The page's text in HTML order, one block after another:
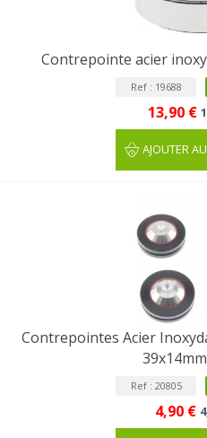
Contrepointe acier
Ref : 19688
13,90 €
AJOUTER
Contrepointes Acier
Ref : 20805
4,90 €